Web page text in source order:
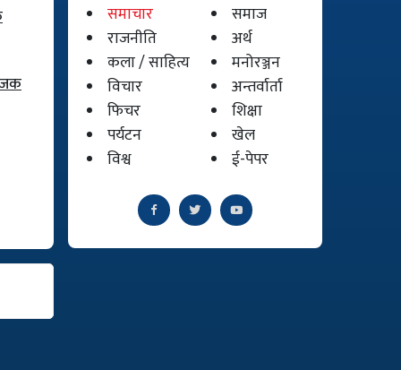
समाचार
समाज
राजनीति
अर्थ
कला / साहित्य
मनोरञ्जन
विचार
अन्तर्वार्ता
फिचर
शिक्षा
पर्यटन
खेल
विश्व
ई-पेपर